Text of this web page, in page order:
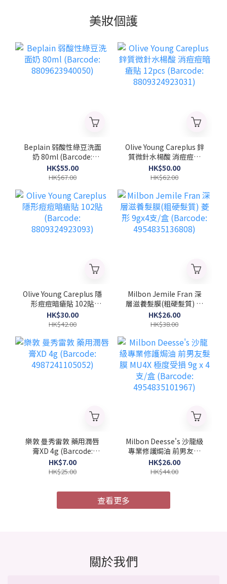
美妝個護
Beplain 弱酸性綠豆洗面
奶 80ml (Barcode:
8809623940050)
HK$55.00
HK$67.00
Olive Young Careplus 鋅
質微針水楊酸 消痘痘暗
瘡貼 12pcs (Barcode:
8809324923031)
HK$50.00
HK$62.00
Olive Young Careplus 隱
形痘痘暗瘡貼 102貼
(Barcode:
8809324923093)
HK$30.00
HK$42.00
Milbon Jemile Fran 深
層滋養髮膜(粗硬髮質) 菱
形 9gx4支/盒 (Barcode:
4954835136808)
HK$26.00
HK$38.00
樂敦 曼秀雷敦 藥用潤唇
膏XD 4g (Barcode:
4987241105052)
HK$7.00
HK$25.00
Milbon Deesse's 沙龍級
專業修護焗油 前男友髮
膜 MU4X 極度受損 9g x 4
支/盒 (Barcode:
HK$26.00
HK$44.00
查看更多
關於我們